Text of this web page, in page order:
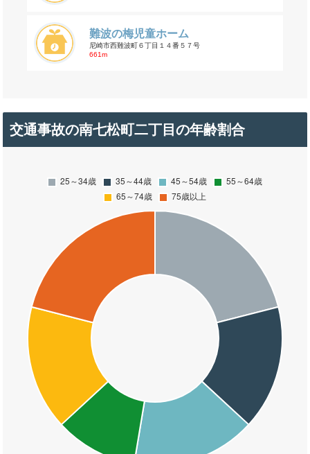
難波の梅児童ホーム
尼崎市西難波町６丁目１４番５７号
661m
交通事故の南七松町二丁目の年齢割合